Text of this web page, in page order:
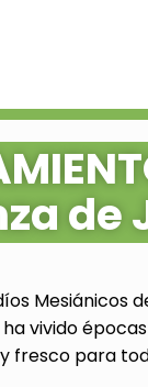
de
Mesiánicos
vivido
fresco para